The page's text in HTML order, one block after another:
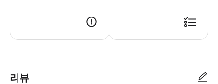
리뷰